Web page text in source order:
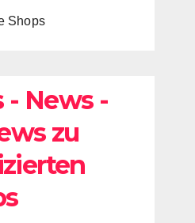
Shops
- News -
zu